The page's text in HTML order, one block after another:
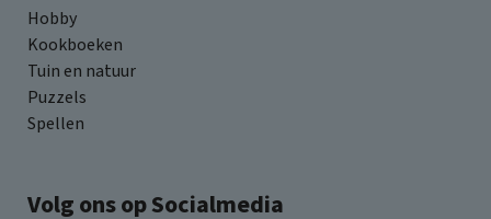
Hobby
Kookboeken
Tuin en natuur
Puzzels
Spellen
Volg ons op Socialmedia